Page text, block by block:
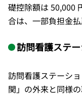
礎控除額は 50,000
合は、一部負担金
訪問看護ステ
訪問看護ステーシ
関」の外来と同様の